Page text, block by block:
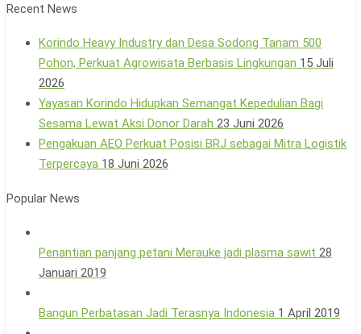
Recent News
Korindo Heavy Industry dan Desa Sodong Tanam 500
Pohon, Perkuat Agrowisata Berbasis Lingkungan 15 Juli
2026
Yayasan Korindo Hidupkan Semangat Kepedulian Bagi
Sesama Lewat Aksi Donor Darah 23 Juni 2026
Pengakuan AEO Perkuat Posisi BRJ sebagai Mitra Logistik
Terpercaya 18 Juni 2026
Popular News
Penantian panjang petani Merauke jadi plasma sawit 28
Januari 2019
Bangun Perbatasan Jadi Terasnya Indonesia 1 April 2019